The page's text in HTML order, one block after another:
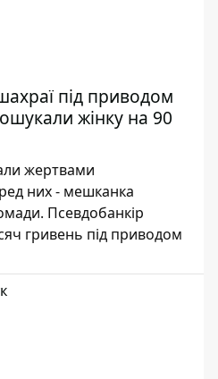
під приводом
жінку на 90
жертвами
них - мешканка
Псевдобанкір
гривень під приводом